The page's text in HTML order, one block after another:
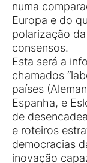
numa
Europa e do
polarização
consensos.
Esta será a
chamados
países
Espanha, e
de
e roteiros
democracias
inovação